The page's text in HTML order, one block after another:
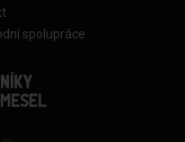
spolupráce